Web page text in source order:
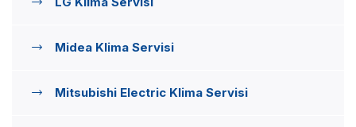
Midea Klima Servisi
Mitsubishi Electric Klima Servisi